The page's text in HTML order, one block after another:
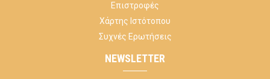
Επιστροφές
Χάρτης Ιστότοπου
Συχνές Ερωτήσεις
NEWSLETTER